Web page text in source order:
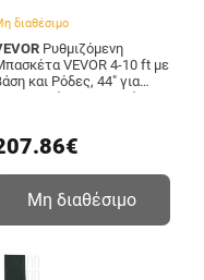
διαθέσιμο
VEVOR 4-10 ft με
και Ρόδες, 44" για
Εξωτερικό/Εσωτερικό
Μη διαθέσιμο